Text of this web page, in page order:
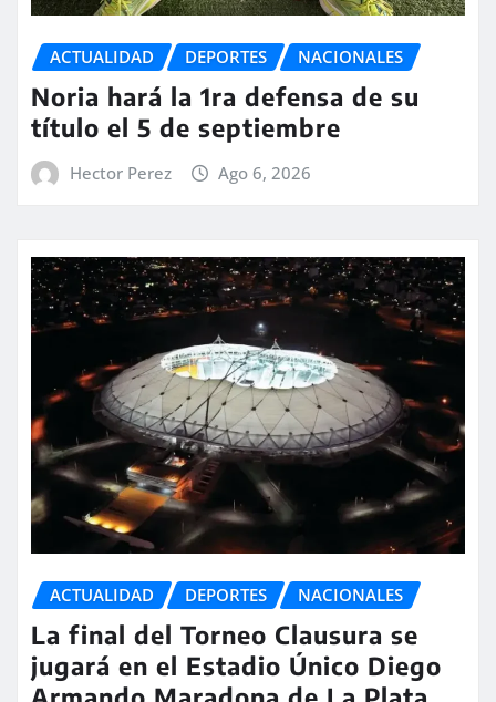
ACTUALIDAD DEPORTES NACIONALES
Noria hará la 1ra defensa de su
título el 5 de septiembre
Hector Perez Ago 6, 2026
ACTUALIDAD DEPORTES NACIONALES
La final del Torneo Clausura se
jugará en el Estadio Único Diego